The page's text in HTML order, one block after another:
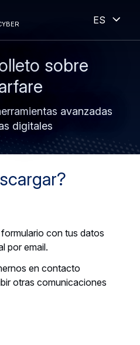
al
contenido
to
search
Español
sobre
avanzadas
digitales
con tus datos
por email.
en contacto
otras comunicaciones